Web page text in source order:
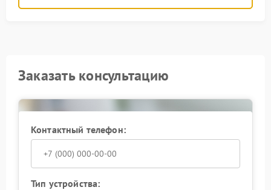
Заказать консультацию
Контактный телефон:
Тип устройства: